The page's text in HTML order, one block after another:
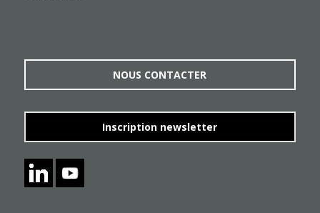
NOUS CONTACTER
Inscription newsletter